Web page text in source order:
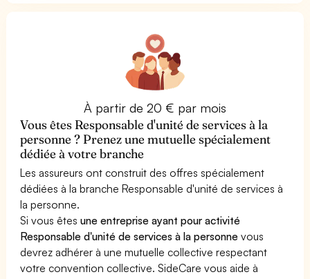
À partir de 20 € par mois
Vous êtes Responsable d'unité de services à la
personne ? Prenez une mutuelle spécialement
dédiée à votre branche
Les assureurs ont construit des offres spécialement
dédiées à la branche Responsable d'unité de services à
la personne.
Si vous êtesune entreprise ayant pour activité
Responsable d'unité de services à la personne vous
devrez adhérer à une mutuelle collective respectant
votre convention collective. SideCare vous aide à